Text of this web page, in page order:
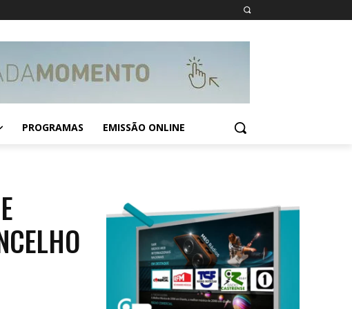
PROGRAMAS EMISSÃO ONLINE